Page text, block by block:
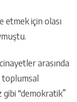
etmek için olası
arasında
toplumsal
gibi “demokratik”